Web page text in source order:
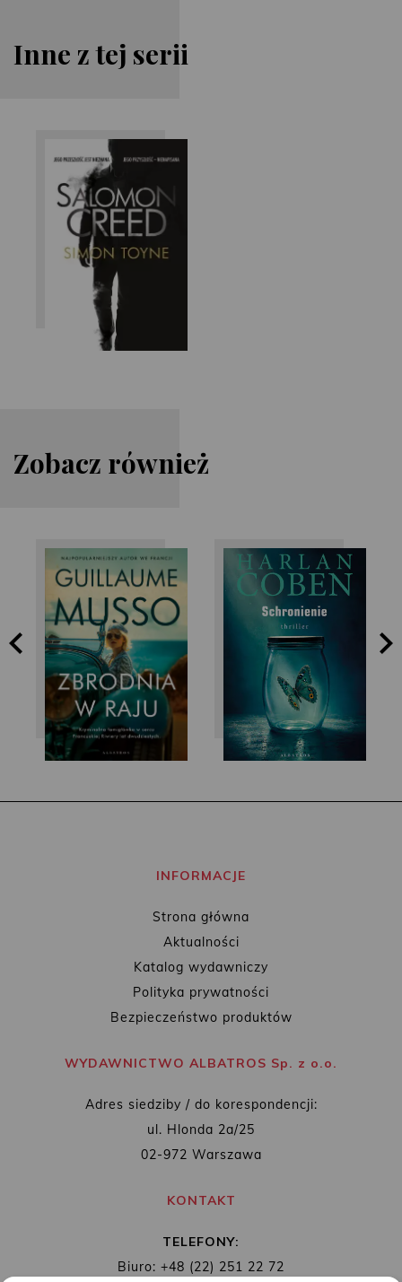
Inne z tej serii
Simon Toyne
Zobacz również
Guillaume Musso Harlan Coben
INFORMACJE
Strona główna
Aktualności
Katalog wydawniczy
Polityka prywatności
Bezpieczeństwo produktów
WYDAWNICTWO ALBATROS Sp. z o.o.
Adres siedziby / do korespondencji:
ul. Hlonda 2a/25
02-972 Warszawa
KONTAKT
TELEFONY:
Biuro: +48 (22) 251 22 72